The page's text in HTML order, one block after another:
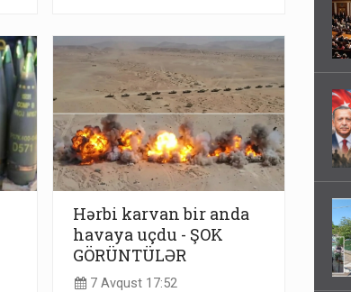
Hərbi karvan bir anda
havaya uçdu - ŞOK
GÖRÜNTÜLƏR
7 Avqust 17:52